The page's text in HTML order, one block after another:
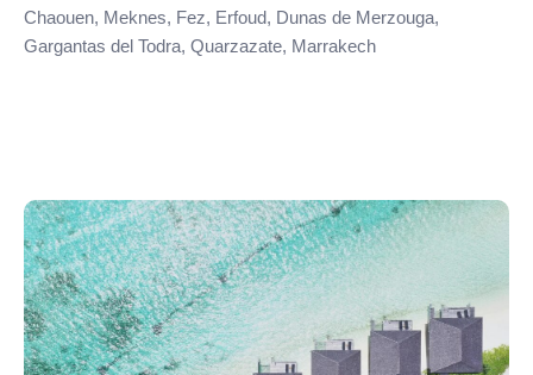
Chaouen, Meknes, Fez, Erfoud, Dunas de Merzouga,
Gargantas del Todra, Quarzazate, Marrakech